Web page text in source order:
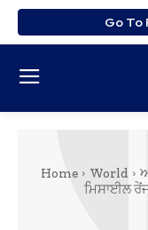
Go To
Home World
ਮਿਸਾਈਲ